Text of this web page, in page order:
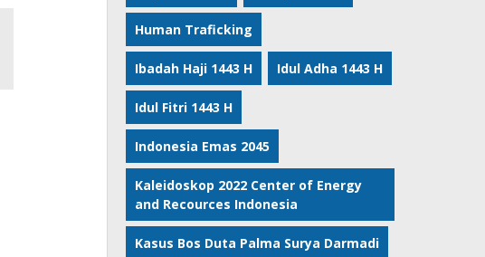
Human Traficking
Ibadah Haji 1443 H Idul Adha 1443 H
Idul Fitri 1443 H
Indonesia Emas 2045
Kaleidoskop 2022 Center of Energy
and Recources Indonesia
Kasus Bos Duta Palma Surya Darmadi